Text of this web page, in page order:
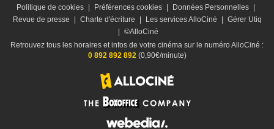
Politique de cookies | Préférences cookies | Données Personnelles |
Revue de presse
| Charte d'écriture | Les services AlloCiné | Gérer Utiq
| ©AlloCiné
Retrouvez tous les horaires et infos de votre cinéma sur le numéro AlloCiné :
0 892 892 892 (0,90€/minute)